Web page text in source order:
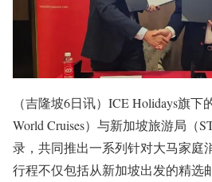
（吉隆坡6日讯）ICE Holidays旗
World Cruises）与新加坡旅游局（
录，共同推出一系列针对大马家庭
行程不仅包括从新加坡出发的精选